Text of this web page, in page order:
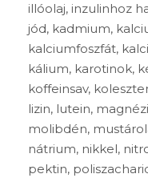
illóolaj, inzulinhoz
jód, kadmium,
kalciumfoszfát,
kálium, karotinok,
koffeinsav,
lizin, lutein,
molibdén,
nátrium, nikkel,
pektin,